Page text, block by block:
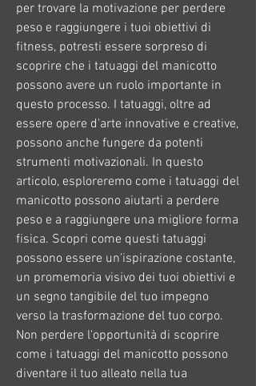
per trovare la motivazione per perdere
peso e raggiungere i tuoi obiettivi di
fitness, potresti essere sorpreso di
scoprire che i tatuaggi del manicotto
possono avere un ruolo importante in
questo processo. I tatuaggi, oltre ad
essere opere d'arte innovative e creative,
possono anche fungere da potenti
strumenti motivazionali. In questo
articolo, esploreremo come i tatuaggi del
manicotto possono aiutarti a perdere
peso e a raggiungere una migliore forma
fisica. Scopri come questi tatuaggi
possono essere un'ispirazione costante,
un promemoria visivo dei tuoi obiettivi e
un segno tangibile del tuo impegno
verso la trasformazione del tuo corpo.
Non perdere l'opportunità di scoprire
come i tatuaggi del manicotto possono
diventare il tuo alleato nella tua